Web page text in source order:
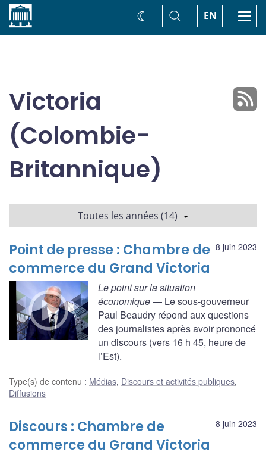
Accueil EN
Basculer
la
recherche
Changez
de
Victoria
(Colombie-
Britannique)
Toutes les années (14)
8 juin 2023
Point de presse : Chambre de
commerce du Grand Victoria
Le point sur la situation
économique— Le sous-gouverneur
Paul Beaudry répond aux questions
des journalistes après avoir prononcé
un discours (vers 16 h 45, heure de
l’Est).
Type(s) de contenu : Médias, Discours et activités publiques,
Diffusions
8 juin 2023
Discours : Chambre de
commerce du Grand Victoria